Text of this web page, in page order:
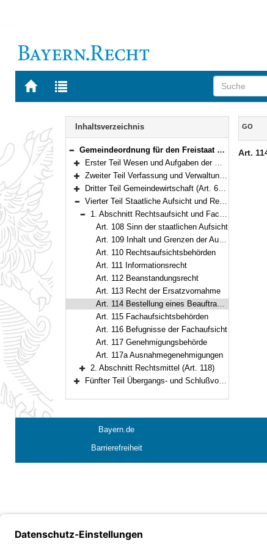
Zur
BAYERN.RECHT
Zur
letzten
Navigation
Inhaltsverzeichnis
Bereich reduzieren
Gemeindeordnung für den Freistaat Bayern (Gemeindeordnung – GO) in der Fassung der Bekanntmachung vom 22. August 1998 (GVBl. S. 796) BayRS 2020-1-1-I (Art. 1–122)
Bereich erweitern
Erster Teil Wesen und Aufgaben der Gemeinde (Art. 1–28)
Bereich erweitern
Zweiter Teil Verfassung und Verwaltung der Gemeinde (Art. 29–60a)
Bereich erweitern
Dritter Teil Gemeindewirtschaft (Art. 61–107)
Bereich reduzieren
Vierter Teil Staatliche Aufsicht und Rechtsmittel (Art. 108–118)
Bereich reduzieren
1. Abschnitt Rechtsaufsicht und Fachaufsicht (Art. 108–117a)
Art. 108 Sinn der staatlichen Aufsicht
Art. 109 Inhalt und Grenzen der Aufsicht
Art. 110 Rechtsaufsichtsbehörden
Art. 111 Informationsrecht
Art. 112 Beanstandungsrecht
Art. 113 Recht der Ersatzvornahme
Art. 114 Bestellung eines Beauftragten
Art. 115 Fachaufsichtsbehörden
Art. 116 Befugnisse der Fachaufsicht
Art. 117 Genehmigungsbehörde
Art. 117a Ausnahmegenehmigungen
Bereich erweitern
2. Abschnitt Rechtsmittel (Art. 118)
Fünfter Teil Übergangs- und Schlußvorschriften (Art. 119–122)
Inhalt
GO
Art.
Bayern.de
Barrierefreiheit